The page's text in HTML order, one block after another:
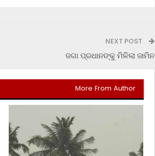
NEXT POST
ଜଗା ପ୍ରଧାନଙ୍କୁ ମିଳିଲା ଜାମିନ
More From Author